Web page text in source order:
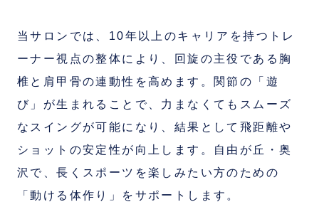
当サロンでは、10年以上のキャリアを持つトレ
ーナー視点の整体により、回旋の主役である胸
椎と肩甲骨の連動性を高めます。関節の「遊
び」が生まれることで、力まなくてもスムーズ
なスイングが可能になり、結果として飛距離や
ショットの安定性が向上します。自由が丘・奥
沢で、長くスポーツを楽しみたい方のための
「動ける体作り」をサポートします。